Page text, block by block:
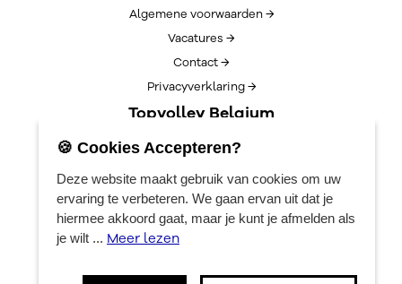
Algemene voorwaarden →
Vacatures →
Contact →
Privacyverklaring →
Topvolley Belgium
Over TopVolleyBelgium →
Lotto Cup Finals →
EuroVolleyCenter
Boekingen →
🍪 Cookies Accepteren?
Deze website maakt gebruik van cookies om uw
ervaring te verbeteren. We gaan ervan uit dat je
hiermee akkoord gaat, maar je kunt je afmelden als
je wilt ... Meer lezen